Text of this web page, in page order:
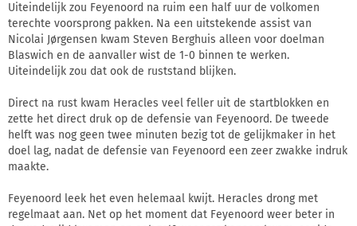
Uiteindelijk zou Feyenoord na ruim een half uur de volkomen
terechte voorsprong pakken. Na een uitstekende assist van
Nicolai Jørgensen kwam Steven Berghuis alleen voor doelman
Blaswich en de aanvaller wist de 1-0 binnen te werken.
Uiteindelijk zou dat ook de ruststand blijken.
Direct na rust kwam Heracles veel feller uit de startblokken en
zette het direct druk op de defensie van Feyenoord. De tweede
helft was nog geen twee minuten bezig tot de gelijkmaker in het
doel lag, nadat de defensie van Feyenoord een zeer zwakke indruk
maakte.
Feyenoord leek het even helemaal kwijt. Heracles drong met
regelmaat aan. Net op het moment dat Feyenoord weer beter in